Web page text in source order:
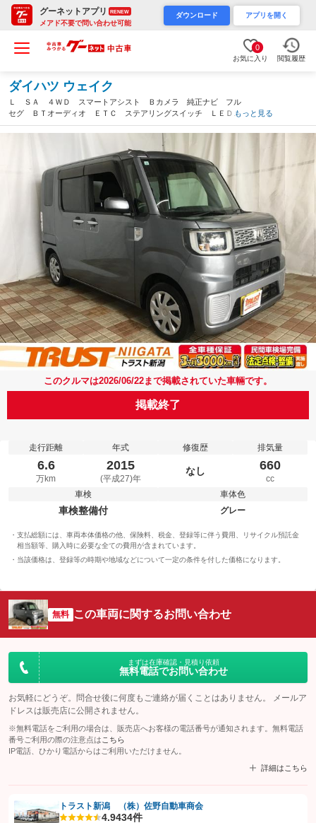
グーネットアプリ RENEW
メアド不要で問い合わせ可能
ダウンロード アプリを開く
0
お気に入り 閲覧履歴
ダイハツ ウェイク
Ｌ ＳＡ ４ＷＤ スマートアシスト Ｂカメラ 純正ナビ フル
セグ ＢＴオーディオ ＥＴＣ ステアリングスイッチ ＬＥＤヘ
ッド 左パワスラ シートヒーター ベンチシート アームレス
ト スマートキー スペアキー（新潟県）
もっと見る
このクルマは2026/06/22まで掲載されていた車輛です。
掲載終了
走行距離
6.6
万km
年式
2015
(平成27)年
修復歴
なし
排気量
660
cc
車検
車検整備付
車体色
グレー
支払総額には、車両本体価格の他、保険料、税金、登録等に伴う費用、リサイクル預託金
相当額等、購入時に必要な全ての費用が含まれています。
当該価格は、登録等の時期や地域などについて一定の条件を付した価格になります。
無料 この車両に関するお問い合わせ
まずは在庫確認・見積り依頼
無料電話でお問い合わせ
お気軽にどうぞ。問合せ後に何度もご連絡が届くことはありません。 メールア
ドレスは販売店に公開されません。
※無料電話をご利用の場合は、販売店へお客様の電話番号が通知されます。無料電話
番号ご利用の際の注意点は こちら
IP電話、ひかり電話からはご利用いただけません。
詳細はこちら
トラスト新潟 （株）佐野自動車商会
4.9434件